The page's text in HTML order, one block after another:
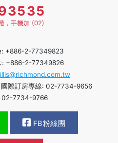
，手機加 (02)
+886-2-77349823
: +886-2-77349826
國際訂房專線: 02-7734-9656
02-7734-9766
FB粉絲團